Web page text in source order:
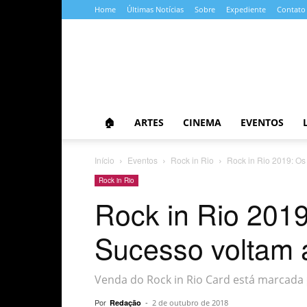
Home Últimas Notícias Sobre Expediente Contato
🏠 ARTES CINEMA EVENTOS
Início Eventos Rock in Rio Rock in Rio 2019:
Rock in Rio
Rock in Rio
Sucesso voltam
Venda do Rock in Rio Card está
Por Redação - 2 de outubro de 2018